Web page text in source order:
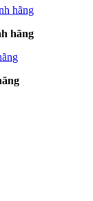
hãng